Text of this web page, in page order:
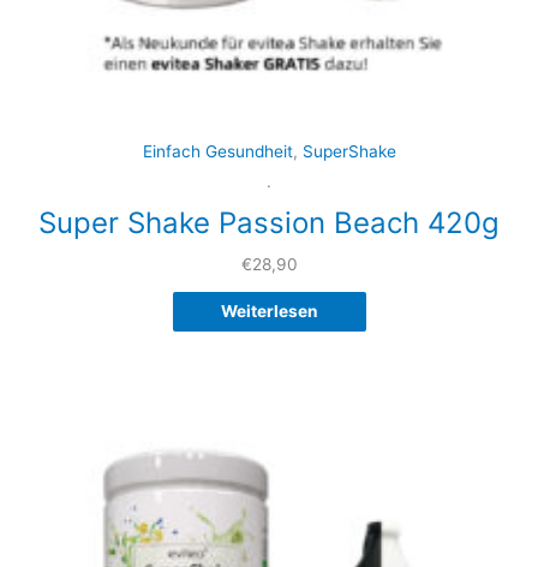
Einfach Gesundheit, SuperShake
.
Super Shake Passion Beach 420g
€28,90
Weiterlesen